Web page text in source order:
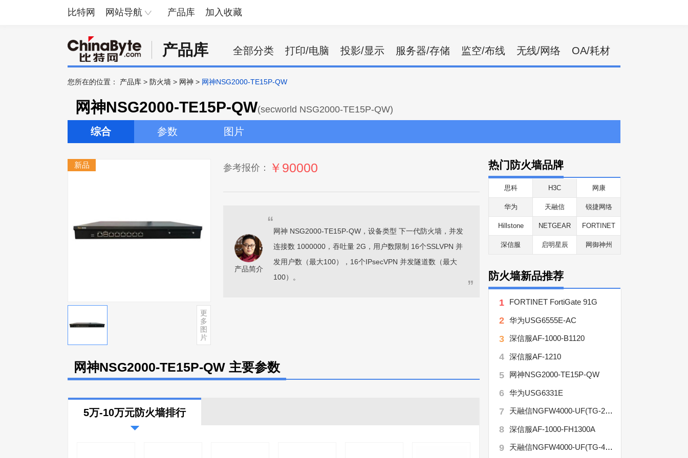
比特网 网站导航 产品库 加入收藏
产品库 全部分类 打印/电脑 投影/显示 服务器/存储 监空/布线 无线/网络 OA/耗材
您所在的位置： 产品库 > 防火墙 > 网神 > 网神NSG2000-TE15P-QW
网神NSG2000-TE15P-QW(secworld NSG2000-TE15P-QW)
综合 参数 图片
新品
更
多
图
片
参考报价： ￥90000
产品简介
“
网神 NSG2000-TE15P-QW，设备类型 下一代防火墙，并发
连接数 1000000，吞吐量 2G，用户数限制 16个SSLVPN 并
发用户数（最大100），16个IPsecVPN 并发隧道数（最大
100）。
”
网神NSG2000-TE15P-QW 主要参数
5万-10万元防火墙排行
热门防火墙品牌
思科 H3C 网康
华为 天融信 锐捷网络
Hillstone NETGEAR FORTINET
深信服 启明星辰 网御神州
防火墙新品推荐
1 FORTINET FortiGate 91G
2 华为USG6555E-AC
3 深信服AF-1000-B1120
4 深信服AF-1210
5 网神NSG2000-TE15P-QW
6 华为USG6331E
7 天融信NGFW4000-UF(TG-21109)
8 深信服AF-1000-FH1300A
9 天融信NGFW4000-UF(TG-41608)